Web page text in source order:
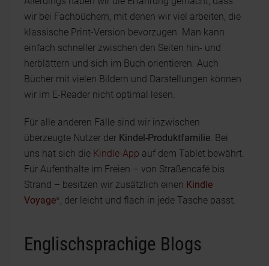
wir bei Fachbüchern, mit denen wir viel arbeiten, die
klassische Print-Version bevorzugen. Man kann
einfach schneller zwischen den Seiten hin- und
herblättern und sich im Buch orientieren. Auch
Bücher mit vielen Bildern und Darstellungen können
wir im E-Reader nicht optimal lesen.
Für alle anderen Fälle sind wir inzwischen
überzeugte Nutzer der Kindel-Produktfamilie. Bei
uns hat sich die Kindle-App auf dem Tablet bewährt.
Für Aufenthalte im Freien – von Straßencafé bis
Strand – besitzen wir zusätzlich einen Kindle
Voyage*, der leicht und flach in jede Tasche passt.
Englischsprachige Blogs